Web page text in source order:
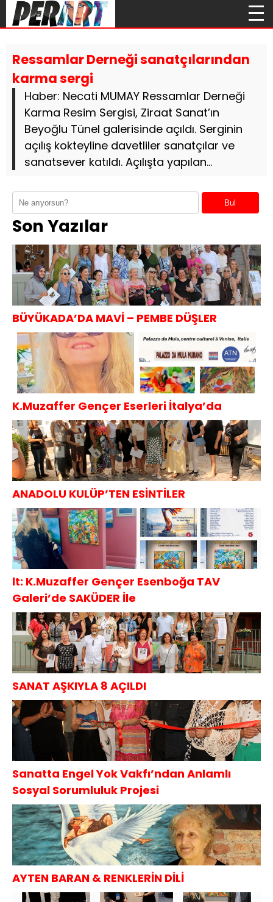
Ressamlar Derneği sanatçılarından
karma sergi
Haber: Necati MUMAY Ressamlar Derneği
Karma Resim Sergisi, Ziraat Sanat’ın
Beyoğlu Tünel galerisinde açıldı. Serginin
açılış kokteyline davetliler sanatçılar ve
sanatsever katıldı. Açılışta yapılan...
Bul
Son Yazılar
BÜYÜKADA’DA MAVİ – PEMBE DÜŞLER
K.Muzaffer Gençer Eserleri İtalya’da
ANADOLU KULÜP’TEN ESİNTİLER
lt: K.Muzaffer Gençer Esenboğa TAV
Galeri’de SAKÜDER İle
SANAT AŞKIYLA 8 AÇILDI
Sanatta Engel Yok Vakfı’ndan Anlamlı
Sosyal Sorumluluk Projesi
AYTEN BARAN & RENKLERİN DİLİ